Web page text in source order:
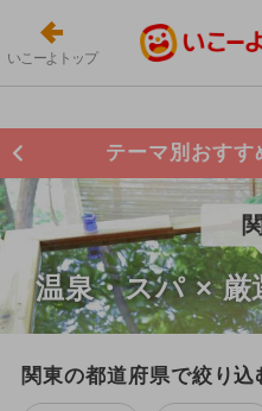
いこーよトップ
テーマ別おすす
温泉・スパ ×
関東の都道府県で絞り込